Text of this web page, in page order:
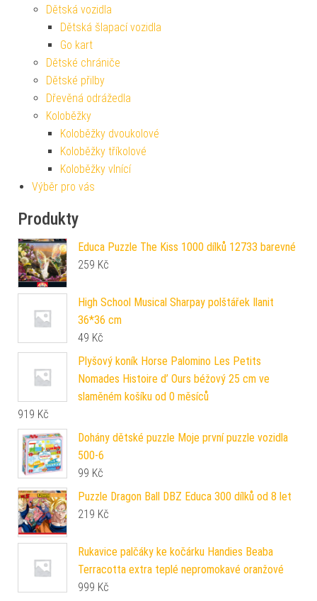
Dětská vozidla
Dětská šlapací vozidla
Go kart
Dětské chrániče
Dětské přilby
Dřevěná odrážedla
Koloběžky
Koloběžky dvoukolové
Koloběžky tříkolové
Koloběžky vlnící
Výběr pro vás
Produkty
Educa Puzzle The Kiss 1000 dílků 12733 barevné
259 Kč
High School Musical Sharpay polštářek Ilanit
36*36 cm
49 Kč
Plyšový koník Horse Palomino Les Petits
Nomades Histoire d’ Ours béžový 25 cm ve
slaměném košíku od 0 měsíců
919 Kč
Dohány dětské puzzle Moje první puzzle vozidla
500-6
99 Kč
Puzzle Dragon Ball DBZ Educa 300 dílků od 8 let
219 Kč
Rukavice palčáky ke kočárku Handies Beaba
Terracotta extra teplé nepromokavé oranžové
999 Kč